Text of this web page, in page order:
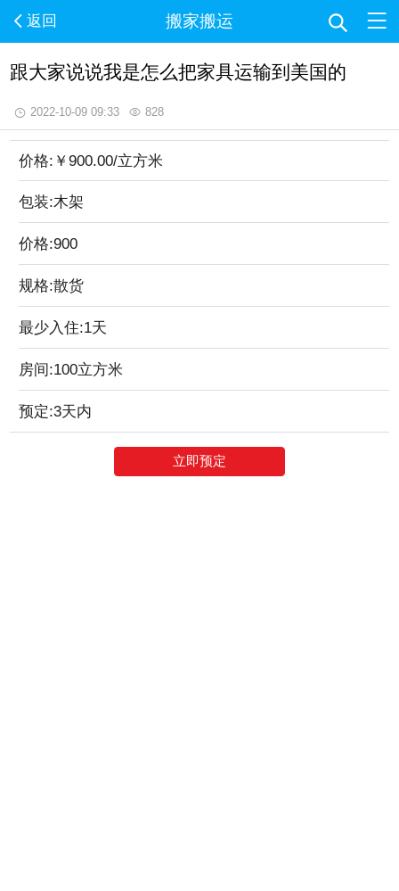
返回 搬家搬运
跟大家说说我是怎么把家具运输到美国的
2022-10-09 09:33 828
价格: ￥900.00/立方米
包装:木架
价格:900
规格:散货
最少入住:1天
房间:100立方米
预定:3天内
立即预定